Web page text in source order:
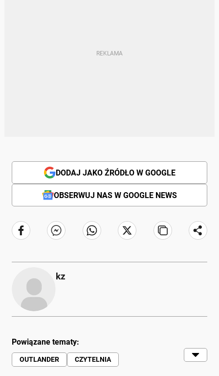
DODAJ JAKO ŹRÓDŁO W GOOGLE
OBSERWUJ NAS W GOOGLE NEWS
kz
Powiązane tematy:
OUTLANDER
CZYTELNIA